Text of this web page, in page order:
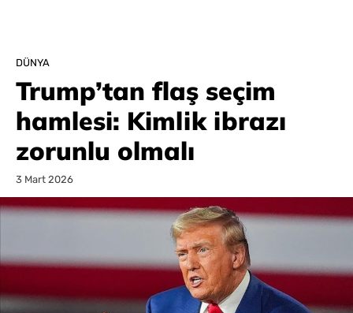
DÜNYA
Trump’tan flaş seçim
hamlesi: Kimlik ibrazı
zorunlu olmalı
3 Mart 2026